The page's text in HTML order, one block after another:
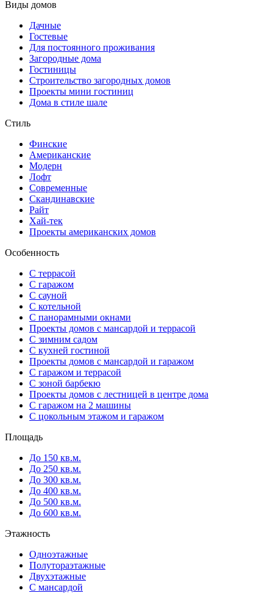
Виды домов
Дачные
Гостевые
Для постоянного проживания
Загородные дома
Гостиницы
Строительство загородных домов
Проекты мини гостиниц
Дома в стиле шале
Стиль
Финские
Американские
Модерн
Лофт
Современные
Скандинавские
Райт
Хай-тек
Проекты американских домов
Особенность
С террасой
С гаражом
С сауной
С котельной
С панорамными окнами
Проекты домов с мансардой и террасой
С зимним садом
С кухней гостиной
Проекты домов с мансардой и гаражом
С гаражом и террасой
С зоной барбекю
Проекты домов с лестницей в центре дома
С гаражом на 2 машины
С цокольным этажом и гаражом
Площадь
До 150 кв.м.
До 250 кв.м.
До 300 кв.м.
До 400 кв.м.
До 500 кв.м.
До 600 кв.м.
Этажность
Одноэтажные
Полутораэтажные
Двухэтажные
С мансардой